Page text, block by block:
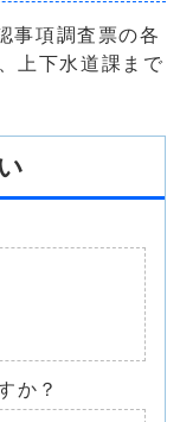
事項調査票の各
上下水道課まで
か？